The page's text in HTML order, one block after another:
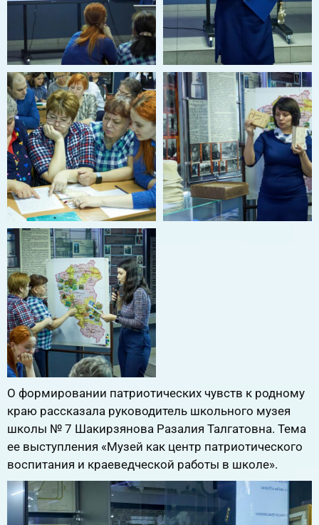
О формировании патриотических чувств к родному
краю рассказала руководитель школьного музея
школы № 7 Шакирзянова Разалия Талгатовна. Тема
ее выступления «Музей как центр патриотического
воспитания и краеведческой работы в школе».